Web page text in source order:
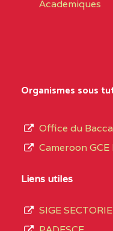
NORD
NORD
de
du
de
Academiques
Organismes sous
Office du
Cameroon
Liens utiles
SIGE